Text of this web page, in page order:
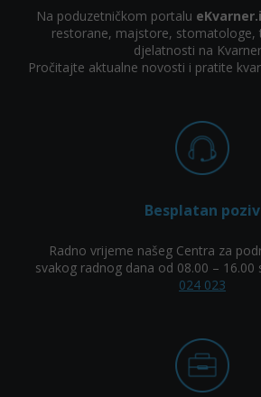
Na poduzetničkom portalu
restorane, majstore, stomatologe,
djelatnosti na
Pročitajte aktualne novosti i pratite
Besplatan poziv
Radno vrijeme našeg Centra za
svakog radnog dana od 08.00 – 16.00
024 023